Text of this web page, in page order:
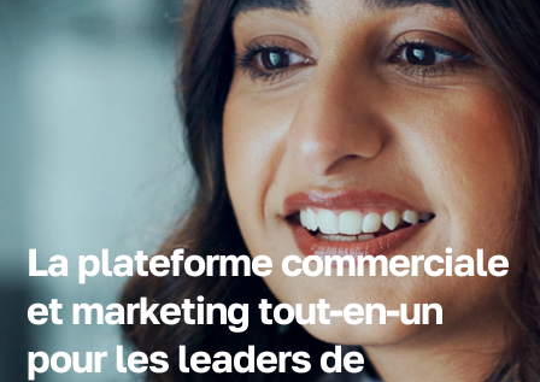
La plateforme commerciale
et marketing tout-en-un
pour les leaders de